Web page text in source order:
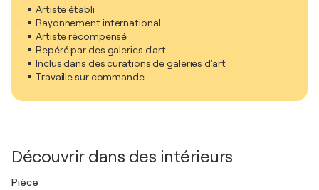
Artiste établi
Rayonnement international
Artiste récompensé
Repéré par des galeries d'art
Inclus dans des curations de galeries d'art
Travaille sur commande
Découvrir dans des intérieurs
Pièce